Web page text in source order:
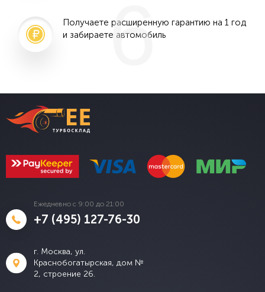
Получаете расширенную гарантию на 1 год
и забираете автомобиль
6
Ежедневно с 9:00 до 21:00
+7 (495) 127-76-30
г. Москва, ул.
Краснобогатырская, дом №
2, строение 26.